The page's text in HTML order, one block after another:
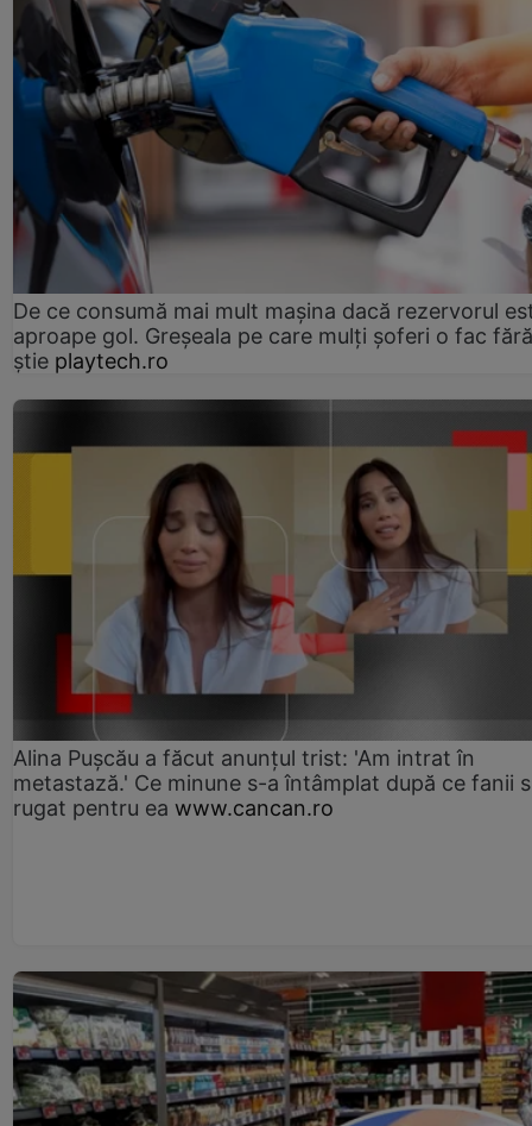
De ce consumă mai mult mașina dacă rezervorul
aproape gol. Greșeala pe care mulți șoferi o fac
știe playtech.ro
Alina Pușcău a făcut anunțul trist: 'Am intrat în
metastază.' Ce minune s-a întâmplat după ce fanii
rugat pentru ea www.cancan.ro